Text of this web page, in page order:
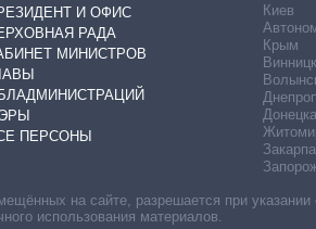
И ОФИС
РАДА
МИНИСТРОВ
ПЕРСОНЫ
Киев
Крым
на сайте, разрешается при
использования материалов.